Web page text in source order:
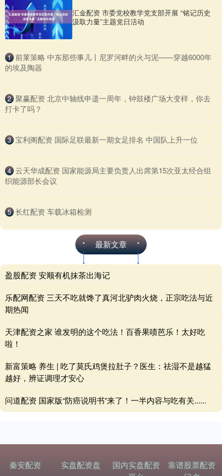
汇金配资 市委党校教学党支部开展 “铭记历史
汲取力量”主题党日活动
1 ​前莱策略 中东那些事儿丨尼罗河畔的火与泥——穿越6000年
的埃及陶器
2 ​聚赢配资 北京中轴线申遗一周年，钟鼓楼广场大变样，你去
打卡了吗？
3 ​宝利阁配资 国际足联最新一期女足排名 中国队上升一位
4 ​云天华成配资 国家能源局主要负责人出席第15次亚太经合组
织能源部长会议
5 ​长红配资 车载冰箱检测
最新文章
盈股配资 安顺有机抹茶出海记
乐配网配资 三天不吃就馋了真河北驴肉火烧，正宗吃法与近
期热闻
天津配资之家 谁发明的这个吃法！百香果啧芭乐！太好吃
啦！
新富策略 养生 | 吃了莫氏鸡煲拉肚子？医生：祛湿不是越猛
越好，辨证调理才安心
问道配资 国家版“防癌说明书”来了！一半内容与吃有关......
秦安配资 实盘配资盘
国内实盘配资
靠谱股票配资